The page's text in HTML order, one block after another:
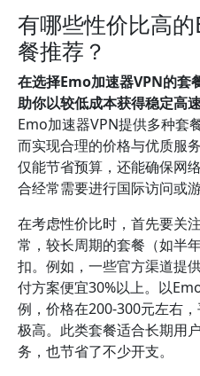
有哪些性价比高
餐推荐？
在选择Emo加速器VPN的套
助你以较低成本获得稳定高
Emo加速器VPN提供多种套
而实现合理的价格与优质服
仅能节省预算，还能确保网
合经常需要进行国际访问或
在考虑性价比时，首先要关
常，较长周期的套餐（如半
扣。例如，一些官方渠道提
付方案便宜30%以上。以
例，价格在200-300元左右
极高。此类套餐适合长期用
务，也节省了不少开支。